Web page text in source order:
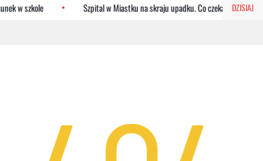
DZISIAJ
w szkole Szpital w Miastku na skraju upadku. Co czeka placówkę?